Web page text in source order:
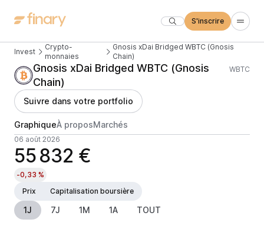
S'inscrire
Invest
Crypto-
monnaies
Gnosis xDai Bridged WBTC (Gnosis
Chain)
Gnosis xDai Bridged WBTC (Gnosis
Chain)
WBTC
Suivre dans votre portfolio
GraphiqueÀ proposMarchés
06 août 2026
55 832 €
-0,33 %
Prix
Capitalisation boursière
1J 7J 1M 1A TOUT